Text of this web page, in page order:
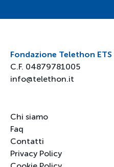
Fondazione Telethon ETS
C.F. 04879781005
info@telethon.it
Chi siamo
Faq
Contatti
Privacy Policy